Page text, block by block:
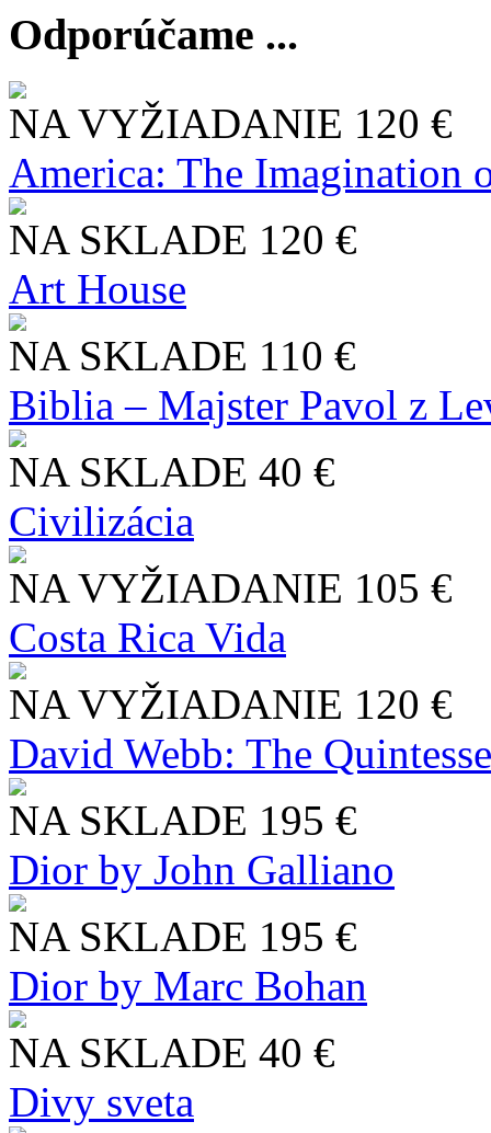
Odporúčame ...
NA VYŽIADANIE 120 €
America: The Imagination
NA SKLADE 120 €
Art House
NA SKLADE 110 €
Biblia – Majster Pavol z
NA SKLADE 40 €
Civilizácia
NA VYŽIADANIE 105 €
Costa Rica Vida
NA VYŽIADANIE 120 €
David Webb: The
NA SKLADE 195 €
Dior by John Galliano
NA SKLADE 195 €
Dior by Marc Bohan
NA SKLADE 40 €
Divy sveta